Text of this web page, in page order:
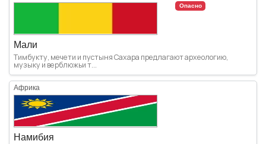
Опасно
Мали
Тимбукту, мечети и пустыня Сахара предлагают археологию,
музыку и верблюжьи т...
Африка
Намибия